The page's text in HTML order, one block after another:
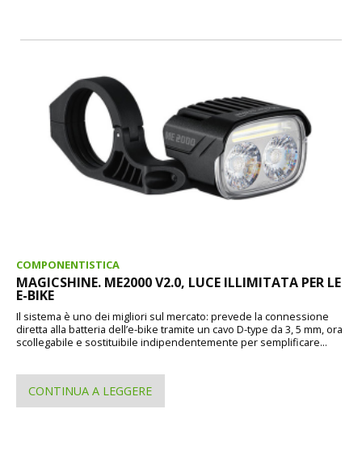
COMPONENTISTICA
MAGICSHINE. ME2000 V2.0, LUCE ILLIMITATA PER LE
E-BIKE
Il sistema è uno dei migliori sul mercato: prevede la connessione
diretta alla batteria dell’e-bike tramite un cavo D-type da 3, 5 mm, ora
scollegabile e sostituibile indipendentemente per semplificare...
CONTINUA A LEGGERE